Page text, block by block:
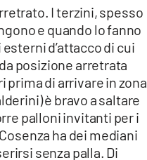
I terzini, spesso
e quando lo fanno
d’attacco di cui
posizione arretrata
di arrivare in zona
è bravo a saltare
palloni invitanti per i
ha dei mediani
senza palla. Di